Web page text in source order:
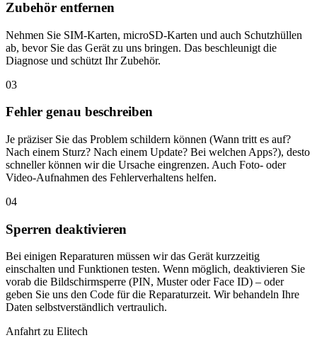
Zubehör entfernen
Nehmen Sie SIM-Karten, microSD-Karten und auch Schutzhüllen
ab, bevor Sie das Gerät zu uns bringen. Das beschleunigt die
Diagnose und schützt Ihr Zubehör.
03
Fehler genau beschreiben
Je präziser Sie das Problem schildern können (Wann tritt es auf?
Nach einem Sturz? Nach einem Update? Bei welchen Apps?), desto
schneller können wir die Ursache eingrenzen. Auch Foto- oder
Video-Aufnahmen des Fehlerverhaltens helfen.
04
Sperren deaktivieren
Bei einigen Reparaturen müssen wir das Gerät kurzzeitig
einschalten und Funktionen testen. Wenn möglich, deaktivieren Sie
vorab die Bildschirmsperre (PIN, Muster oder Face ID) – oder
geben Sie uns den Code für die Reparaturzeit. Wir behandeln Ihre
Daten selbstverständlich vertraulich.
Anfahrt zu Elitech